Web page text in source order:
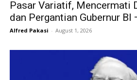
Pasar Variatif, Mencermati
dan Pergantian Gubernur
Alfred Pakasi - August 1, 2026